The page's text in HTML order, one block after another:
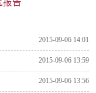
报告
2015-09-06 14:01
2015-09-06 13:59
2015-09-06 13:56